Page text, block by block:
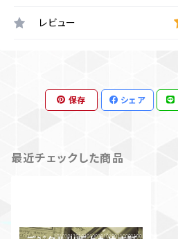
レビュー
保存 シェア
最近チェックした商品